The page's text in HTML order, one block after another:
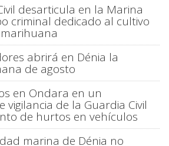
desarticula en la Marina
criminal dedicado al cultivo
abrirá en Dénia la
de agosto
en Ondara en un
vigilancia de la Guardia Civil
de hurtos en vehículos
marina de Dénia no